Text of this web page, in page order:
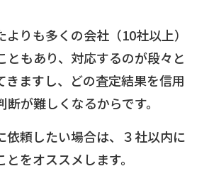
よりも多くの会社（10社以上）
ともあり、対応するのが段々と
きますし、どの査定結果を信用
が難しくなるからです。
依頼したい場合は、３社以内に
をオススメします。